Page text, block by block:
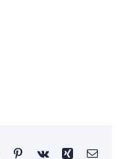
TumblrPinterestVk Xing Email